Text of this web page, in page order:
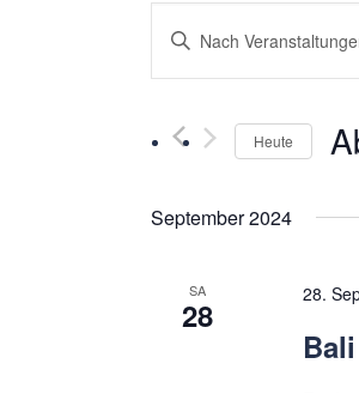
Such-
Suchbegriff
nach
Veranstaltungen
Schlüsselwort.
Heute
September 2024
SA
28
28.